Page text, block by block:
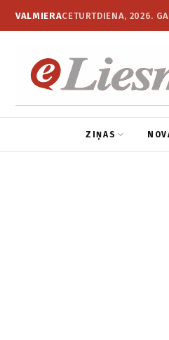
VALMIERACETURTDIENA, 2026.
ZIŅAS